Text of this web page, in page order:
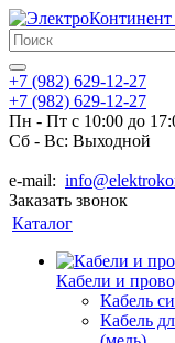
+7 (982) 629-12-27
+7 (982) 629-12-27
Пн - Пт с 10:00 до
Сб - Вс: Выходной
e-mail:
Заказать звонок
Каталог
Кабели и
Кабель
Кабель